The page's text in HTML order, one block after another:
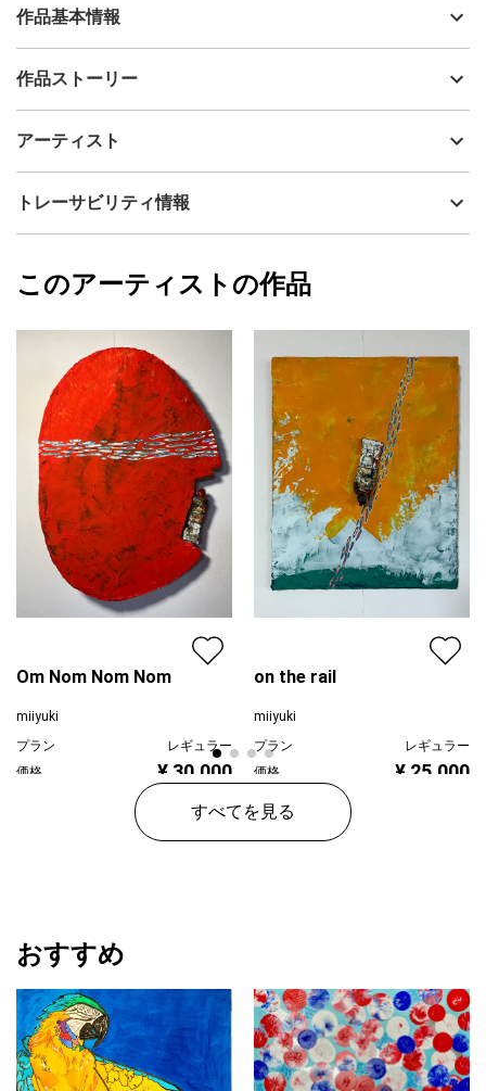
作品基本情報
出品者
制作年
ミクストメディア
カラー
赤
ジャンル
抽象画
配送目安
二週間以内
作品ストーリー
アーティスト
miiyuki
フォローする
トレーサビリティ情報
miiyuki
このアーティストの作品
Om Nom Nom Nom
miiyuki
プラン
レギュラー
価格
¥ 30,000
on the rail
miiyuki
プラン
レギュラー
価格
¥ 25,000
すべてを見る
おすすめ